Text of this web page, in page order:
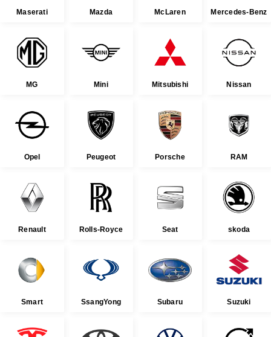
Maserati Mazda McLaren Mercedes-Benz
MG Mini Mitsubishi Nissan
Opel Peugeot Porsche RAM
Renault Rolls-Royce Seat skoda
Smart SsangYong Subaru Suzuki